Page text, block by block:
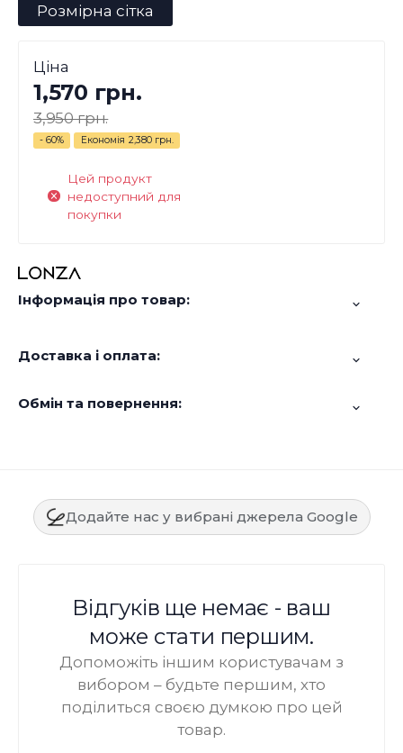
Розмірна сітка
Ціна
1,570 грн.
3,950 грн.
- 60% Економія 2,380 грн.
Цей продукт
недоступний для
покупки
Інформація про товар:
Доставка і оплата:
Обмін та повернення:
Додайте нас у вибрані джерела Google
Відгуків ще немає - ваш
може стати першим.
Допоможіть іншим користувачам з
вибором – будьте першим, хто
поділиться своєю думкою про цей
товар.